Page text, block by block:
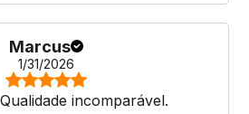
Marcus
1/31/2026
incomparável.